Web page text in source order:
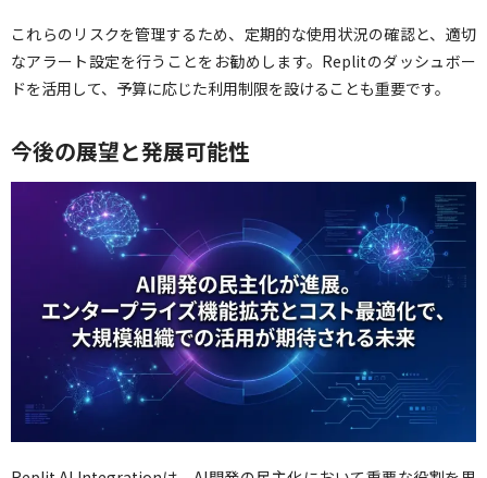
これらのリスクを管理するため、定期的な使用状況の確認と、適切
なアラート設定を行うことをお勧めします。Replitのダッシュボー
ドを活用して、予算に応じた利用制限を設けることも重要です。
今後の展望と発展可能性